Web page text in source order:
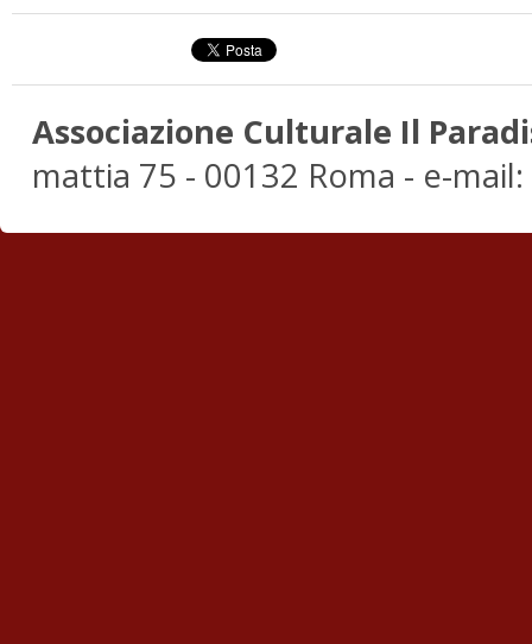
Associazione Culturale Il
mattia 75 - 00132 Roma - e-mail: